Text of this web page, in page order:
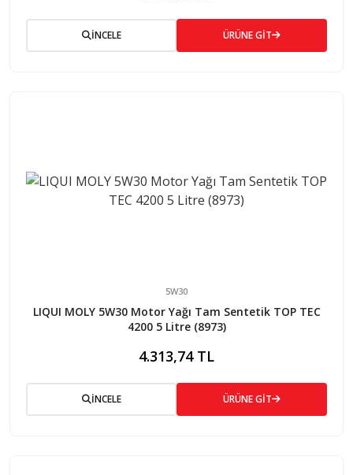
İNCELE ÜRÜNE GİT
5W30
LIQUI MOLY 5W30 Motor Yağı Tam Sentetik TOP TEC
4200 5 Litre (8973)
4.313,74 TL
İNCELE ÜRÜNE GİT